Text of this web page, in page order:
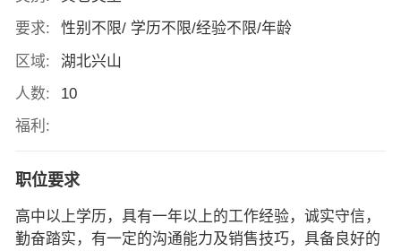
要求:
性别不限/ 学历不限/经验不限/年龄
区域:
湖北兴山
人数:
10
福利:
职位要求
高中以上学历，具有一年以上的工作经验，诚实守信，
勤奋踏实，有一定的沟通能力及销售技巧，具备良好的